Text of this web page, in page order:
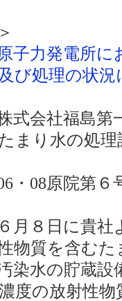
子力発電所
び処理の状況
式会社福島
まり水の処
・08原院第６
月８日に貴社
物質を含む
染水の貯蔵
度の放射性